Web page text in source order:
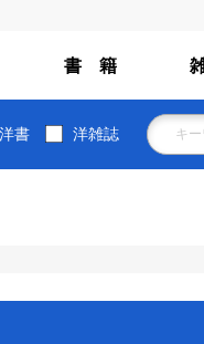
書 籍
洋書 洋雑誌